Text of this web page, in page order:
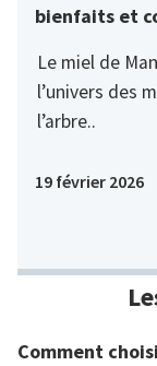
bienfaits et
Le miel de
l’univers des
l’arbre..
19 février 2026
Comment